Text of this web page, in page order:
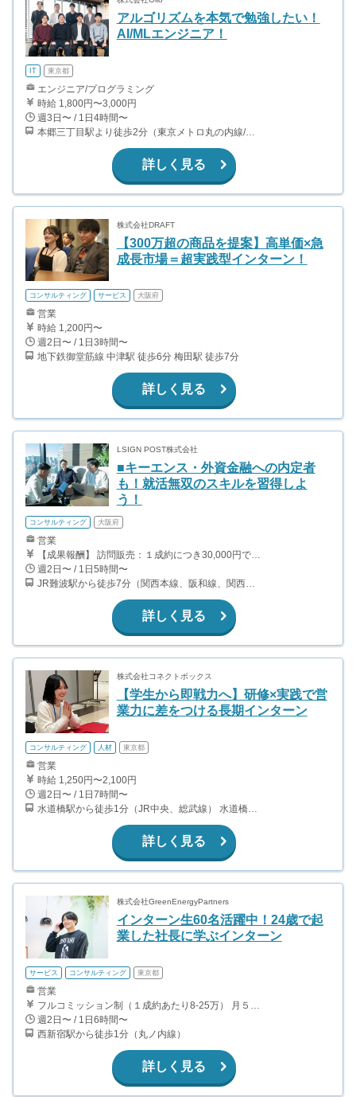
アルゴリズムを本気で勉強したい！
AI/MLエンジニア！
IT 東京都
エンジニア/プログラミング
時給 1,800円〜3,000円
週3日〜 / 1日4時間〜
本郷三丁目駅より徒歩2分（東京メトロ丸の内線/都営地下鉄大江戸線）
詳しく見る
株式会社DRAFT
【300万超の商品を提案】高単価×急
成長市場＝超実践型インターン！
コンサルティング サービス 大阪府
営業
時給 1,200円〜
週2日〜 / 1日3時間〜
地下鉄御堂筋線 中津駅 徒歩6分 梅田駅 徒歩7分
詳しく見る
LSIGN POST株式会社
■キーエンス・外資金融への内定者
も！就活無双のスキルを習得しよ
う！
コンサルティング 大阪府
営業
【成果報酬】 訪問販売：１成約につき30,000円です。 例えば、光インターネットの成約であれば、平均的に2.5日で1件の契約が見込めます。（12,000円/1日6時間稼働） ＜月収例＞月に100万以上稼ぐ方もいます！ ・月5件成約：150,000円 ・月15件成約：450,000円 ・月30成約：900,000円➕マネジメントインセンティブ300,000円 合計1,200,000円 時給換算で2,000円程度が、平均的なインターン生の報酬となっています。
週2日〜 / 1日5時間〜
JR難波駅から徒歩7分（関西本線、阪和線、関西空港線） 大阪難波駅から徒歩13分（近鉄奈良線、阪神なんば線） 桜川駅から徒歩4分（大阪メトロ千日前線、阪神なんば線）
詳しく見る
株式会社コネクトボックス
【学生から即戦力へ】研修×実践で営
業力に差をつける長期インターン
コンサルティング 人材 東京都
営業
時給 1,250円〜2,100円
週2日〜 / 1日7時間〜
水道橋駅から徒歩1分（JR中央、総武線） 水道橋駅から徒歩6分（都営三田線）
詳しく見る
株式会社GreenEnergyPartners
インターン生60名活躍中！24歳で起
業した社長に学ぶインターン
サービス コンサルティング 東京都
営業
フルコミッション制（１成約あたり8-25万） 月５０万以上稼ぐインターン生も多数います！ ■収入例 ○入社１ヶ月目（明治大学2年生） 役職：アポインター 月間１契約×８万円＝８万円 ＋交通費 ○入社３ヶ月目（東京大学２年生） 役職：アポインター（ランク：ブロンズ） 月間３契約×10万円＝30万円 ＋交通費 ○入社６ヶ月目（早稲田大学３年生） 役職：アポインター（ランク：シルバー） 月間５契約×12万円＝60万円 ＋交通費 ○入社15ヶ月目（慶應大学３年生） 役職：クローザー 月間３契約×25万＝75万円 ＋交通費
週2日〜 / 1日6時間〜
西新宿駅から徒歩1分（丸ノ内線）
詳しく見る